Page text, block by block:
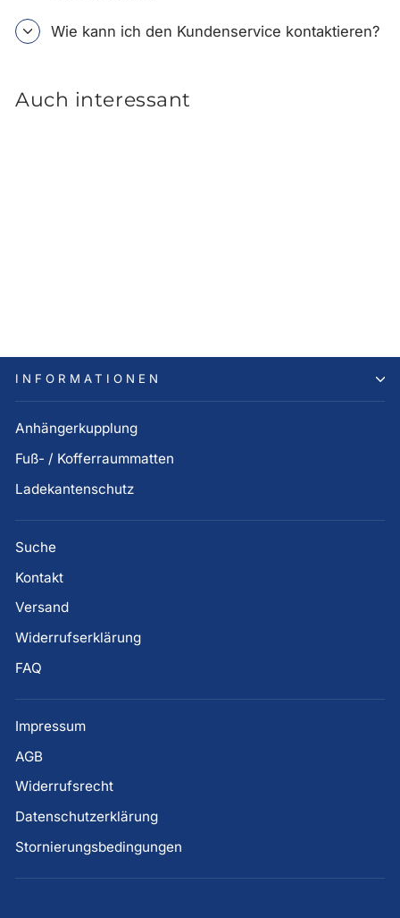
Wie kann ich den Kundenservice kontaktieren?
Auch interessant
INFORMATIONEN
Anhängerkupplung
Fuß- / Kofferraummatten
Ladekantenschutz
Suche
Kontakt
Versand
Widerrufserklärung
FAQ
Impressum
AGB
Widerrufsrecht
Datenschutzerklärung
Stornierungsbedingungen